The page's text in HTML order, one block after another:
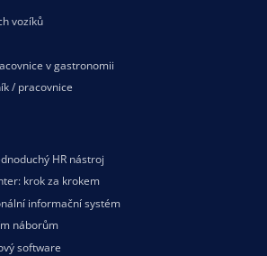
vozíků
v gastronomii
/ pracovnice
HR nástroj
krok za krokem
informační systém
náborům
software